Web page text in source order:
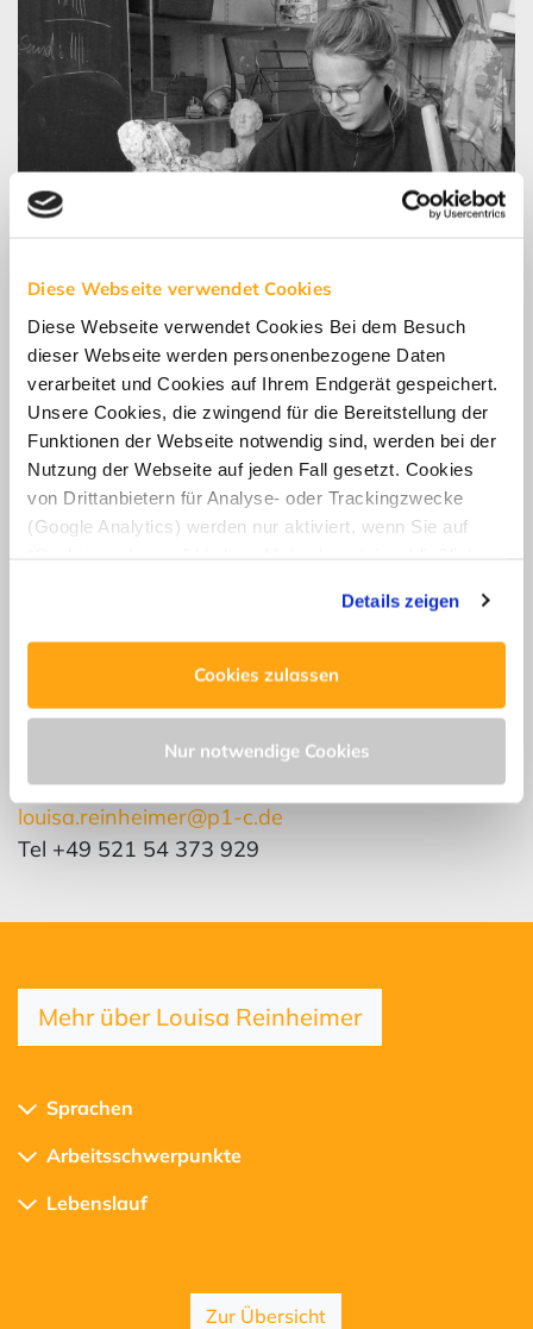
Diese Webseite verwendet Cookies
Diese Webseite verwendet Cookies Bei dem Besuch
dieser Webseite werden personenbezogene Daten
verarbeitet und Cookies auf Ihrem Endgerät gespeichert.
Unsere Cookies, die zwingend für die Bereitstellung der
Funktionen der Webseite notwendig sind, werden bei der
Nutzung der Webseite auf jeden Fall gesetzt. Cookies
von Drittanbietern für Analyse- oder Trackingzwecke
(Google Analytics) werden nur aktiviert, wenn Sie auf
Datenschutzerklärung—
Impressum.
Details zeigen
Cookies zulassen
Nur notwendige Cookies
Kontakt
Louisa Reinheimer
louisa.reinheimer@p1-c.de
Tel +49 521 54 373 929
Mehr über Louisa Reinheimer
Sprachen
Arbeitsschwerpunkte
Lebenslauf
Zur Übersicht